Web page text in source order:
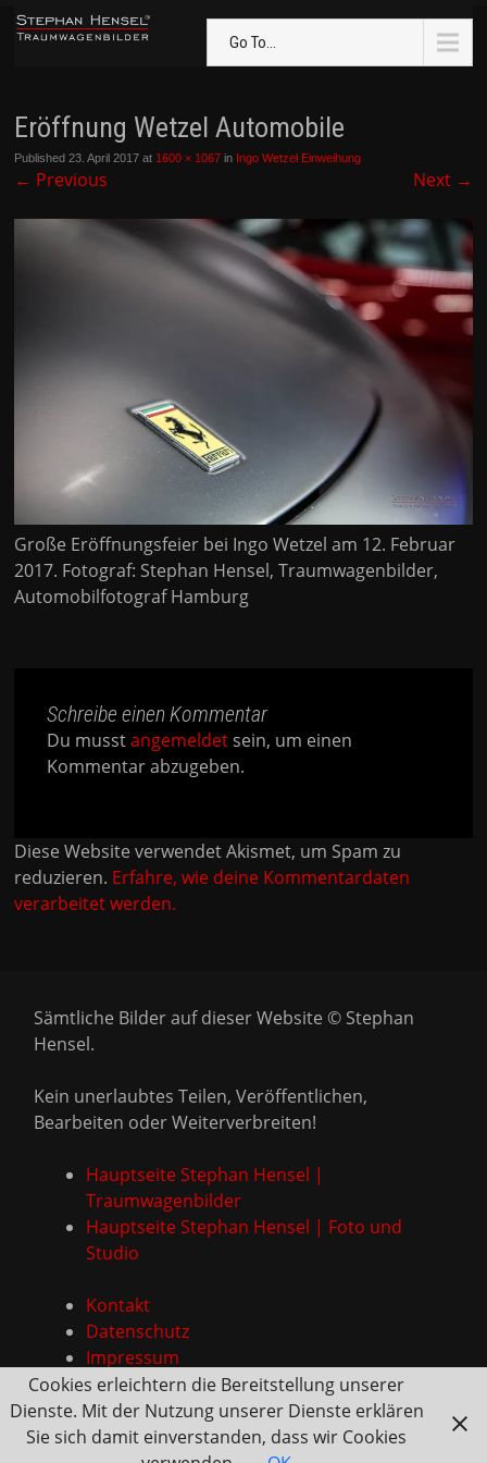
Go To...
Eröffnung Wetzel Automobile
Published23. April 2017 at 1600 × 1067 in Ingo Wetzel Einweihung
← Previous Next →
Große Eröffnungsfeier bei Ingo Wetzel am 12. Februar
2017. Fotograf: Stephan Hensel, Traumwagenbilder,
Automobilfotograf Hamburg
Schreibe einen Kommentar
Du musstangemeldet sein, um einen
Kommentar abzugeben.
Diese Website verwendet Akismet, um Spam zu
reduzieren. Erfahre, wie deine Kommentardaten
verarbeitet werden.
Sämtliche Bilder auf dieser Website © Stephan
Hensel.
Kein unerlaubtes Teilen, Veröffentlichen,
Bearbeiten oder Weiterverbreiten!
Hauptseite Stephan Hensel |
Traumwagenbilder
Hauptseite Stephan Hensel | Foto und
Studio
Kontakt
Datenschutz
Impressum
Cookies erleichtern die Bereitstellung unserer
Dienste. Mit der Nutzung unserer Dienste erklären
Sie sich damit einverstanden, dass wir Cookies